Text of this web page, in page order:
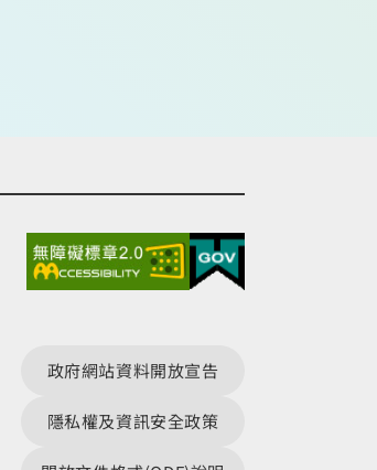
政府網站資料開放宣告
隱私權及資訊安全政策